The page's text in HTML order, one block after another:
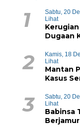
1 Sabtu, 20
Lihat
Kerugian
Dugaan
2 Kamis, 18
Lihat
Mantan
Kasus
3 Sabtu, 20
Lihat
Babinsa